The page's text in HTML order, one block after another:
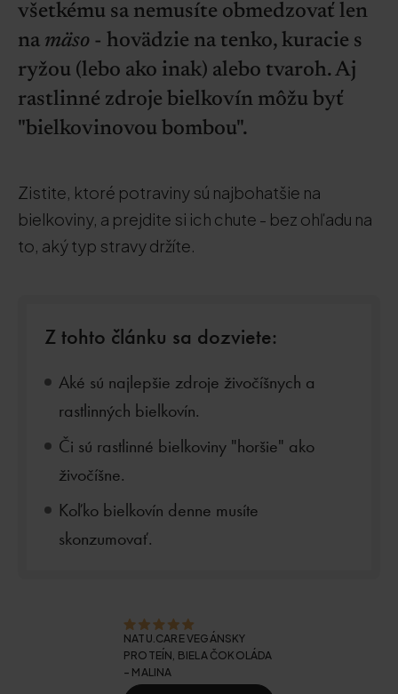
všetkému sa nemusíte obmedzovať len
na mäso - hovädzie na tenko, kuracie s
ryžou (lebo ako inak) alebo tvaroh. Aj
rastlinné zdroje bielkovín môžu byť
"bielkovinovou bombou".
Zistite, ktoré potraviny sú najbohatšie na
bielkoviny, a prejdite si ich chute - bez ohľadu na
to, aký typ stravy držíte.
Z tohto článku sa dozviete:
Aké sú najlepšie zdroje živočíšnych a
rastlinných bielkovín.
Či sú rastlinné bielkoviny "horšie" ako
živočíšne.
Koľko bielkovín denne musíte
skonzumovať.
NATU.CARE VEGÁNSKY
PROTEÍN, BIELA ČOKOLÁDA
- MALINA